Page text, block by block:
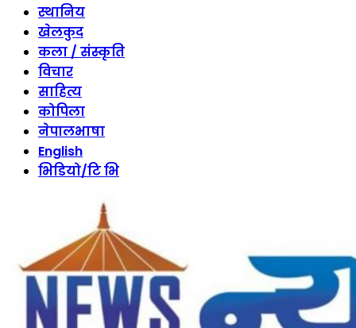
स्थानिय
खेलकुद
कला / संस्कृति
विचार
साहित्य
कोपिला
नेपालभाषा
English
भिडियो/टि भि